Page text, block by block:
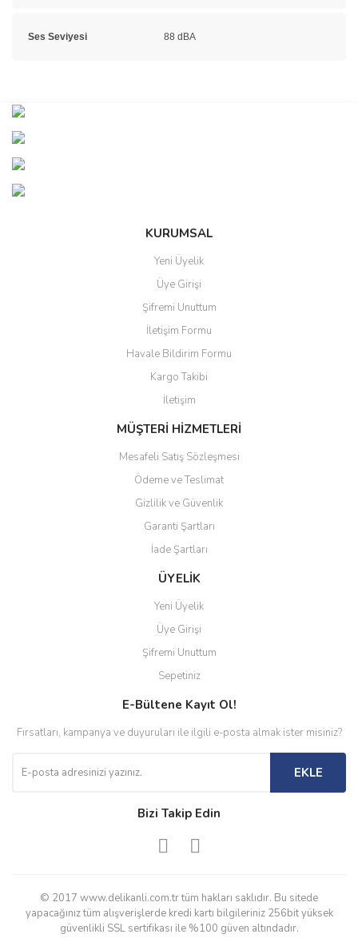
Ses Seviyesi 88 dBA
konularda yetersiz gördüğünüz noktaları öneri formunu kullanarak
Görüş ve önerileriniz için teşekkür ederiz.
Ürün bilgilerinde hatalar bulunuyor.
Gönder
KURUMSAL
Yeni Üyelik
Üye Girişi
Şifremi Unuttum
İletişim Formu
Havale Bildirim Formu
Kargo Takibi
İletişim
MÜŞTERİ HİZMETLERİ
Mesafeli Satış Sözleşmesi
Ödeme ve Teslimat
Gizlilik ve Güvenlik
Garanti Şartları
İade Şartları
ÜYELİK
Yeni Üyelik
Üye Girişi
Şifremi Unuttum
Sepetiniz
E-Bültene Kayıt Ol!
Fırsatları, kampanya ve duyuruları ile ilgili e-posta almak ister misiniz?
EKLE
Bizi Takip Edin
© 2017 www.delikanli.com.tr tüm hakları saklıdır. Bu sitede
yapacağınız tüm alışverişlerde kredi kartı bilgileriniz 256bit yüksek
güvenlikli SSL sertifikası ile %100 güven altındadır.